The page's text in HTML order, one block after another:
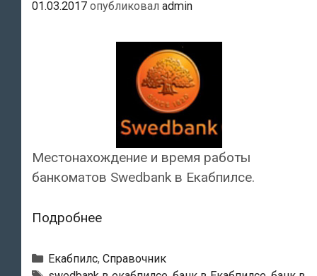
01.03.2017 опубликовал admin
Местонахождение и время работы
банкоматов Swedbank в Екабпилсе.
ПодробнееSwedbank
Банкоматы
Рубрики
Екабпилс, Справочник